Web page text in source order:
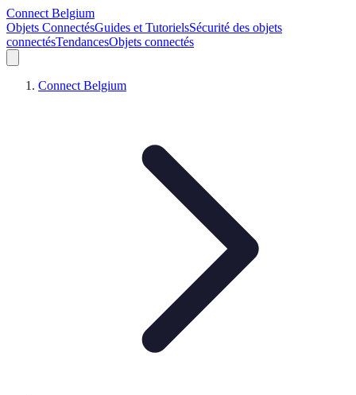
Connect Belgium
Objets ConnectésGuides et TutorielsSécurité des objets
connectésTendancesObjets connectés
Connect Belgium